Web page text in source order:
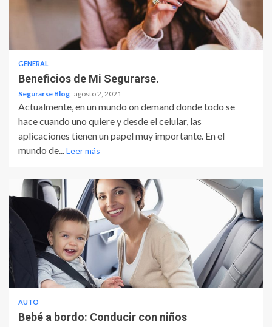
GENERAL
Beneficios de Mi Segurarse.
Segurarse Blog agosto 2, 2021
Actualmente, en un mundo on demand donde todo se
hace cuando uno quiere y desde el celular, las
aplicaciones tienen un papel muy importante. En el
mundo de...Leer más
AUTO
Bebé a bordo: Conducir con niños